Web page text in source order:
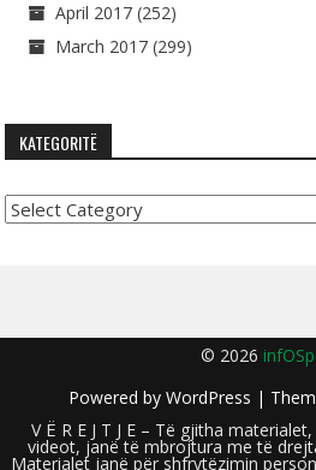
April 2017 (252)
March 2017 (299)
KATEGORITË
Kategoritë
© 2026
Powered by WordPress |
V Ë R E J T J E – Të gjitha
videot, janë të mbrojtura me të
Materialet janë për shfrytëzimin